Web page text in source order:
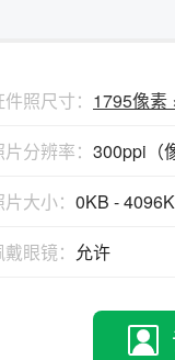
寸、压缩KB
至0.25元
水印、杂
件照尺寸： 1795像素
片分辨率： 300ppi（
大小： 0KB -
眼镜： 允许